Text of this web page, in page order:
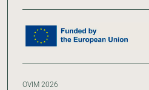
OVIM 2026